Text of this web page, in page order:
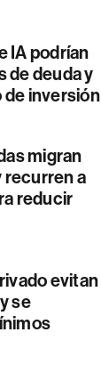
IA podrían
de deuda y
de inversión
migran
recurren a
reducir
evitan
se